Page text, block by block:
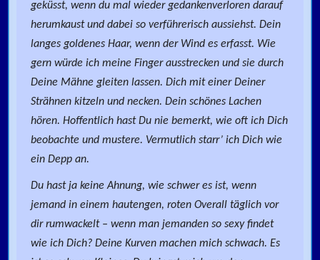
geküsst, wenn du mal wieder gedankenverloren darauf
herumkaust und dabei so verführerisch aussiehst. Dein
langes goldenes Haar, wenn der Wind es erfasst. Wie
gern würde ich meine Finger ausstrecken und sie durch
Deine Mähne gleiten lassen. Dich mit einer Deiner
Strähnen kitzeln und necken. Dein schönes Lachen
hören. Hoffentlich hast Du nie bemerkt, wie oft ich Dich
beobachte und mustere. Vermutlich starr’ ich Dich wie
ein Depp an.
Du hast ja keine Ahnung, wie schwer es ist, wenn
jemand in einem hautengen, roten Overall täglich vor
dir rumwackelt – wenn man jemanden so sexy findet
wie ich Dich? Deine Kurven machen mich schwach. Es